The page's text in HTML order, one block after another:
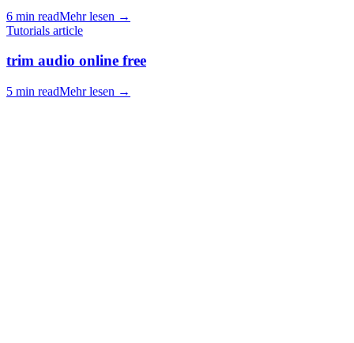
6 min readMehr lesen →
Tutorials article
trim audio online free
5 min readMehr lesen →